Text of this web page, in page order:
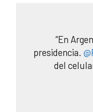
“En
presidencia.
del